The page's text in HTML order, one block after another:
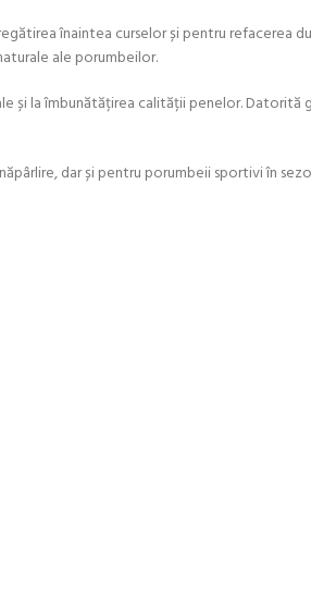
înaintea curselor și pentru refacerea
ale porumbeilor.
și la îmbunătățirea calității penelor.
dar și pentru porumbeii sportivi în